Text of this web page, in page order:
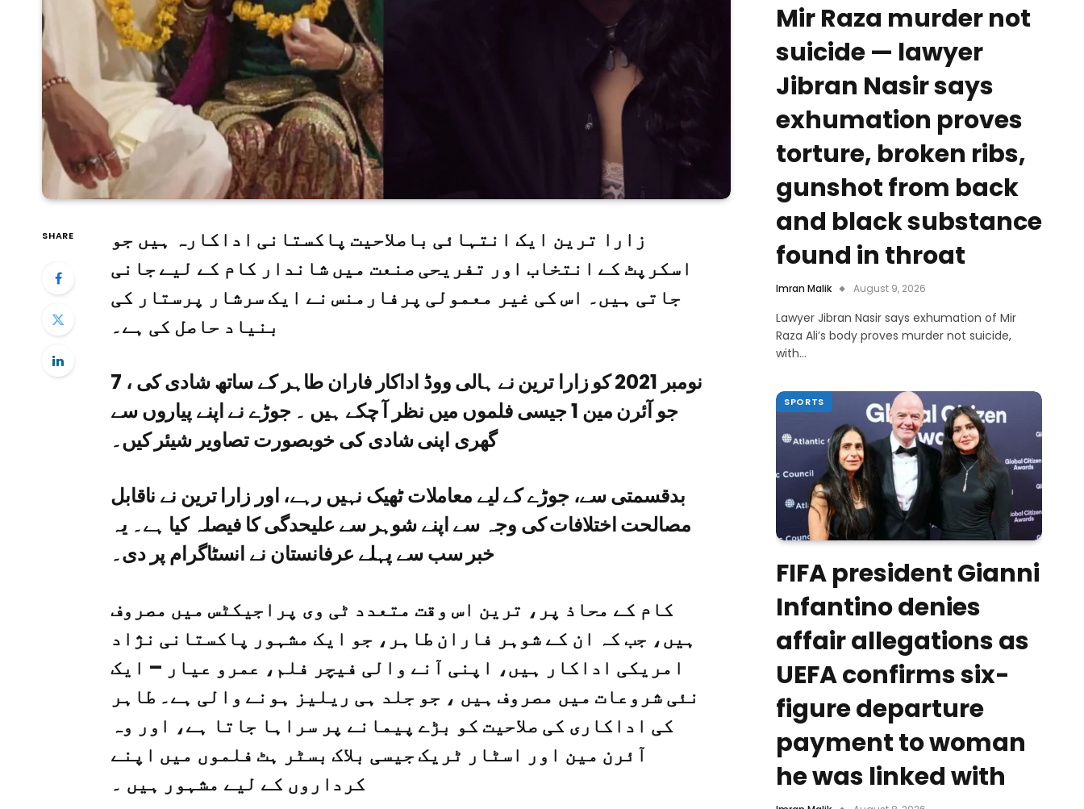
SHARE
زارا ترین ایک انتہائی باصلاحیت پاکستانی اداکارہ ہیں جو
اسکرپٹ کے انتخاب اور تفریحی صنعت میں شاندار کام کے لیے جانی
جاتی ہیں۔ اس کی غیر معمولی پرفارمنس نے ایک سرشار پرستار کی
بنیاد حاصل کی ہے۔
7 نومبر 2021 کو زارا ترین نے ہالی ووڈ اداکار فاران طاہر کے ساتھ شادی کی ،
جو آئرن مین 1 جیسی فلموں میں نظر آ چکے ہیں ۔ جوڑے نے اپنے پیاروں سے
گھری اپنی شادی کی خوبصورت تصاویر شیئر کیں۔
بدقسمتی سے، جوڑے کے لیے معاملات ٹھیک نہیں رہے، اور زارا ترین نے ناقابل
مصالحت اختلافات کی وجہ سے اپنے شوہر سے علیحدگی کا فیصلہ کیا ہے۔ یہ
خبر سب سے پہلے عرفانستان نے انسٹاگرام پر دی۔
کام کے محاذ پر، ترین اس وقت متعدد ٹی وی پراجیکٹس میں مصروف
ہیں، جب کہ ان کے شوہر فاران طاہر، جو ایک مشہور پاکستانی نژاد
امریکی اداکار ہیں، اپنی آنے والی فیچر فلم، عمرو عیار – ایک
نئی شروعات میں مصروف ہیں ، جو جلد ہی ریلیز ہونے والی ہے۔ طاہر
کی اداکاری کی صلاحیت کو بڑے پیمانے پر سراہا جاتا ہے، اور وہ
آئرن مین اور اسٹار ٹریک جیسی بلاک بسٹر ہٹ فلموں میں اپنے
کرداروں کے لیے مشہور ہیں ۔
Mir Raza murder not
suicide — lawyer
Jibran Nasir says
exhumation proves
torture, broken ribs,
gunshot from back
and black substance
found in throat
Imran Malik August 9, 2026
Lawyer Jibran Nasir says exhumation of Mir
Raza Ali’s body proves murder not suicide,
with…
SPORTS
FIFA president Gianni
Infantino denies
affair allegations as
UEFA confirms six-
figure departure
payment to woman
he was linked with